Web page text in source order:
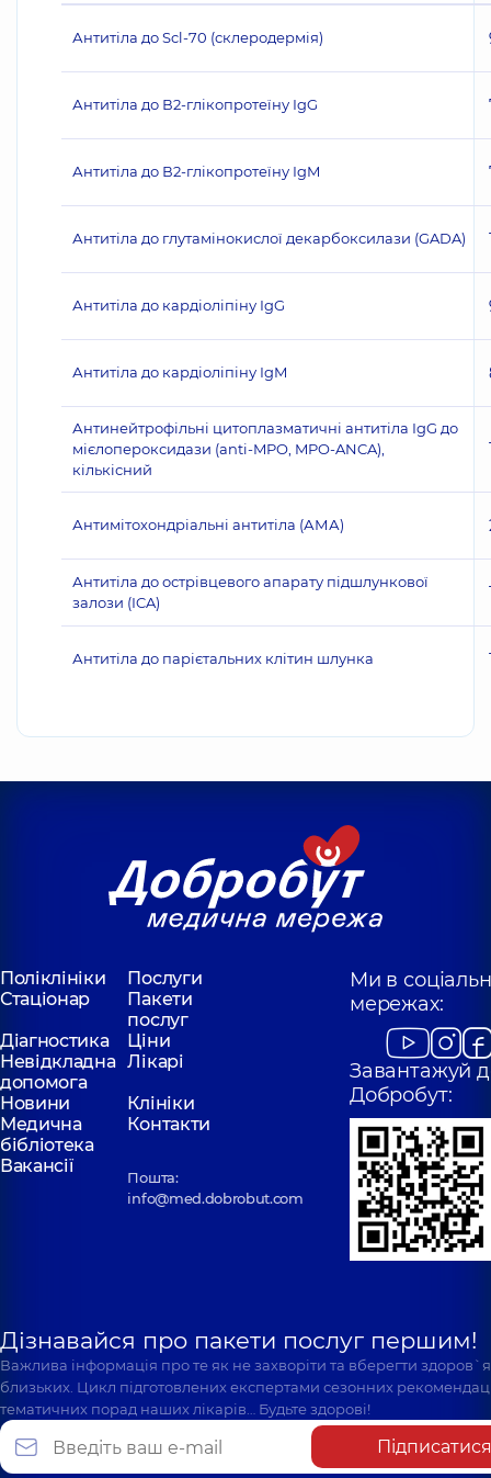
Антитіла до Scl-70 (склеродермія)
Антитіла до В2-глікопротеїну IgG
Антитіла до В2-глікопротеїну IgM
Антитіла до глутамінокислої декарбоксилази (GADA)
Антитіла до кардіоліпіну IgG
Антитіла до кардіоліпіну IgM
Антинейтрофільні цитоплазматичні антитіла IgG до
мієлопероксидази (anti-MPO, MPO-ANCA),
кількісний
Антимітохондріальні антитіла (АМА)
Антитіла до острівцевого апарату підшлункової
залози (ICA)
Антитіла до парієтальних клітин шлунка
Поліклініки
Послуги
Стаціонар
Пакети
послуг
Діагностика
Ціни
Невідкладна
допомога
Лікарі
Новини
Клініки
Медична
бібліотека
Контакти
Вакансії
Пошта:
info@med.dobrobut.com
Ми в
мережах:
Завантажуй
Добробут:
Дізнавайся про пакети послуг першим!
Важлива інформація про те як не захворіти та вберегти
близьких. Цикл підготовлених експертами сезонних
тематичних порад наших лікарів… Будьте здорові!
Підписатися